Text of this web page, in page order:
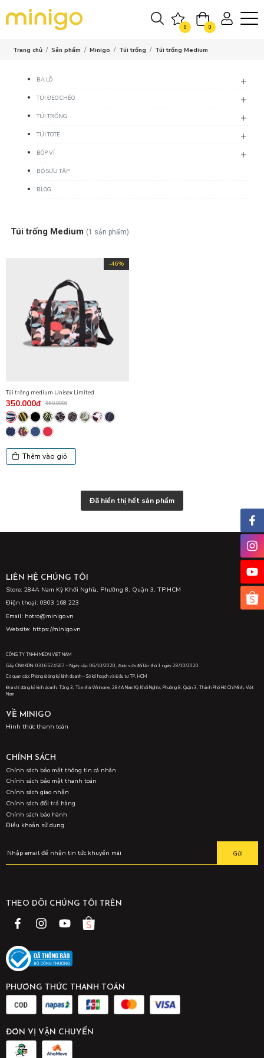
0 0
Trang chủ Sản phẩm Minigo Túi trống Túi trống Medium
BA LÔ
TÚI ĐEO CHÉO
TÚI TRỐNG
TÚI TOTE
BÓP VÍ
BỘ SƯU TẬP
BLOG
Túi trống Medium (1 sản phẩm)
-46%
Túi trống medium Unisex Limited
350.000đ 650.000đ
Thêm vào giỏ
Đã hiển thị hết sản phẩm
LIÊN HỆ CHÚNG TÔI
Store: 284A Nam Kỳ Khởi Nghĩa, Phường 8, Quận 3, TP.HCM
Điện thoại: 0903 168 223
Email: hotro@minigo.vn
Website: https://minigo.vn
CÔNG TY TNHH MEON VIỆT NAM
Giấy CNĐKDN: 0316524507 – Ngày cấp: 06/10/2020, được sửa đổi lần thứ 1 ngày 28/10/2020
Cơ quan cấp: Phòng Đăng ký kinh doanh – Sở kế hoạch và Đầu tư TP. HCM
Địa chỉ đăng ký kinh doanh: Tầng 3, Tòa nhà Winhome, 284A Nam Kỳ Khởi Nghĩa, Phường 8, Quận 3, Thành Phố Hồ Chí Minh, Việt
Nam
VỀ MINIGO
Hình thức thanh toán
CHÍNH SÁCH
Chính sách bảo mật thông tin cá nhân
Chính sách bảo mật thanh toán
Chính sách giao nhận
Chính sách đổi trả hàng
Chính sách bảo hành
Điều khoản sử dụng
Gửi
THEO DÕI CHÚNG TÔI TRÊN
PHƯƠNG THỨC THANH TOÁN
ĐƠN VỊ VẬN CHUYỂN